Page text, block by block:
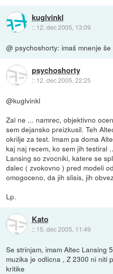
kuglvinkl
:: 12. dec 2005, 13:09
@ psychoshorty: imaš mnenje
psychoshorty
:: 12. dec 2005, 22:25
@kuglvinkl
Zal ne ... namrec, objektivno
sem dejansko preizkusil. Teh
okrilje za test. Imam pa doma
kaj naj recem, ko sem jih testiral
Lansing so zvocniki, katere se
dalec ( zvokovno ) pred modeli
omogoceno, da jih slisis, jih
Lp.
Kato
:: 15. dec 2005, 11:49
Se strinjam, imam Altec Lansing
muzika je odlicna , Z 2300 ni niti
kritike